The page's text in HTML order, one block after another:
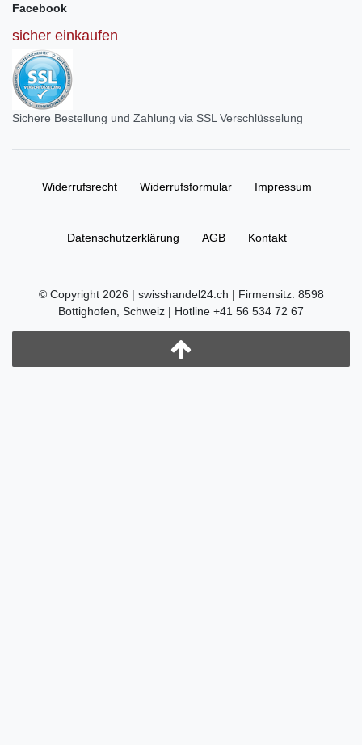
Facebook
sicher einkaufen
Sichere Bestellung und Zahlung via SSL Verschlüsselung
Widerrufs­recht Widerrufs­formular Impressum
Daten­schutz­erklärung AGB Kontakt
© Copyright 2026 | swisshandel24.ch | Firmensitz: 8598
Bottighofen, Schweiz | Hotline +41 56 534 72 67